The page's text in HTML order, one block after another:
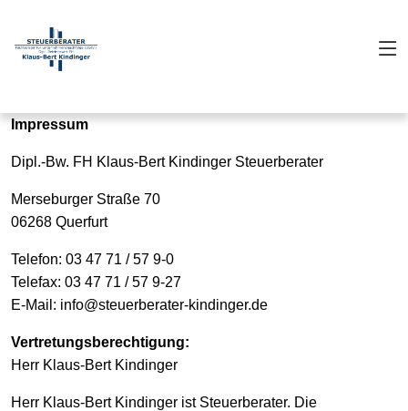
Impressum
Dipl.-Bw. FH Klaus-Bert Kindinger Steuerberater
Merseburger Straße 70
06268 Querfurt
Telefon: 03 47 71 / 57 9-0
Telefax: 03 47 71 / 57 9-27
E-Mail: info@steuerberater-kindinger.de
Vertretungsberechtigung:
Herr Klaus-Bert Kindinger
Herr Klaus-Bert Kindinger ist Steuerberater. Die